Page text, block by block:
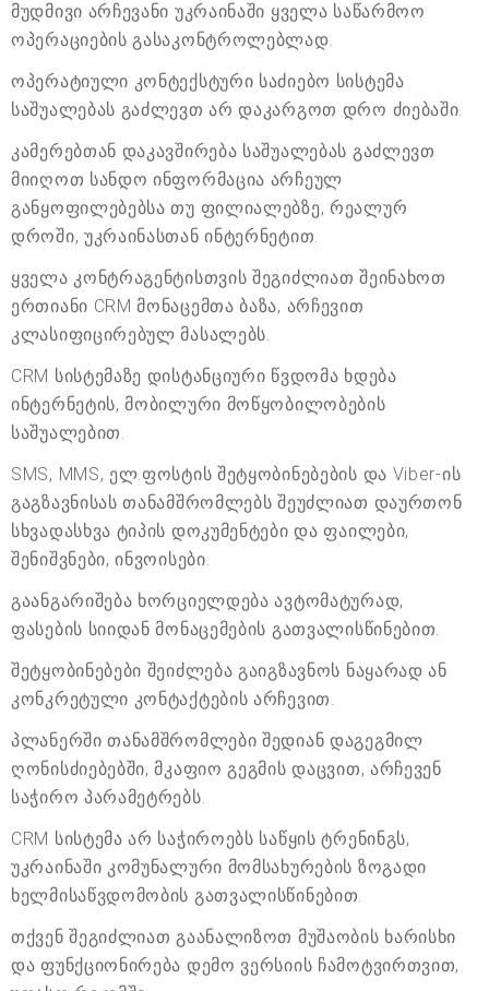
მუდმივი არჩევანი უკრაინაში ყველა საწარმოო
ოპერაციების გასაკონტროლებლად.
ოპერატიული კონტექსტური საძიებო სისტემა
საშუალებას გაძლევთ არ დაკარგოთ დრო ძიებაში.
კამერებთან დაკავშირება საშუალებას გაძლევთ
მიიღოთ სანდო ინფორმაცია არჩეულ
განყოფილებებსა თუ ფილიალებზე, რეალურ
დროში, უკრაინასთან ინტერნეტით.
ყველა კონტრაგენტისთვის შეგიძლიათ შეინახოთ
ერთიანი CRM მონაცემთა ბაზა, არჩევით
კლასიფიცირებულ მასალებს.
CRM სისტემაზე დისტანციური წვდომა ხდება
ინტერნეტის, მობილური მოწყობილობების
საშუალებით.
SMS, MMS, ელ.ფოსტის შეტყობინებების და Viber-ის
გაგზავნისას თანამშრომლებს შეუძლიათ დაურთონ
სხვადასხვა ტიპის დოკუმენტები და ფაილები,
შენიშვნები, ინვოისები.
გაანგარიშება ხორციელდება ავტომატურად,
ფასების სიიდან მონაცემების გათვალისწინებით.
შეტყობინებები შეიძლება გაიგზავნოს ნაყარად ან
კონკრეტული კონტაქტების არჩევით.
პლანერში თანამშრომლები შედიან დაგეგმილ
ღონისძიებებში, მკაფიო გეგმის დაცვით, არჩევენ
საჭირო პარამეტრებს.
CRM სისტემა არ საჭიროებს საწყის ტრენინგს,
უკრაინაში კომუნალური მომსახურების ზოგადი
ხელმისაწვდომობის გათვალისწინებით.
თქვენ შეგიძლიათ გაანალიზოთ მუშაობის ხარისხი
და ფუნქციონირება დემო ვერსიის ჩამოტვირთვით,